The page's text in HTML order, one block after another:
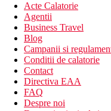
Acte Calatorie
Agentii
Business Travel
Blog
Campanii si
Conditii de calatorie
Contact
Directiva EAA
FAQ
Despre noi